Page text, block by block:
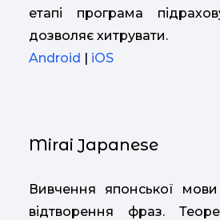
етапі програма
дозволяє хитрувати.
Android | iOS
Mirai Japanese
Вивчення японської
відтворення фраз.